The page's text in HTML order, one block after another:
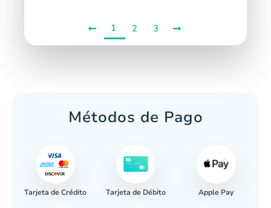
1 2 3
Métodos de Pago
Tarjeta de Crédito Tarjeta de Débito Apple Pay